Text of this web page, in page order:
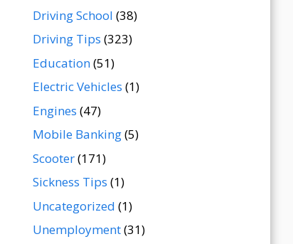
Driving School (38)
Driving Tips (323)
Education(51)
Electric Vehicles (1)
Engines (47)
Mobile Banking(5)
Scooter(171)
Sickness Tips (1)
Uncategorized (1)
Unemployment(31)